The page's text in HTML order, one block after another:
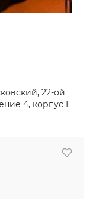
22-ой
4, корпус Е